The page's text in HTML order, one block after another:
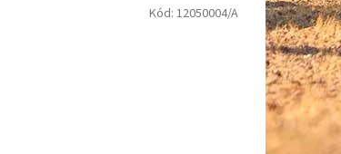
Kód: 12050004/A